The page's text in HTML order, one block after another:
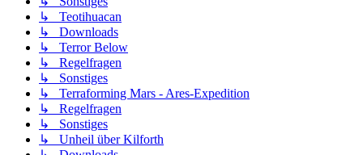
↳ Teotihuacan
↳ Downloads
↳ Terror Below
↳ Regelfragen
↳ Sonstiges
↳ Terraforming Mars - Ares-Expedition
↳ Regelfragen
↳ Sonstiges
↳ Unheil über Kilforth